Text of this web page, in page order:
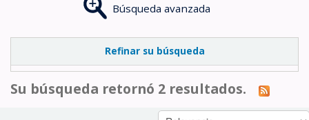
Búsqueda avanzada
Refinar su búsqueda
Su búsqueda retornó 2 resultados.